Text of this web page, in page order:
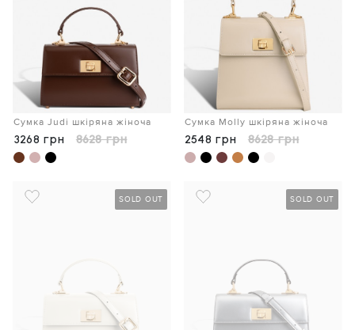
Сумка Judi шкіряна жіноча
3268 грн 8628 грн
Сумка Molly шкіряна жіноча
2548 грн 8628 грн
SOLD OUT SOLD OUT